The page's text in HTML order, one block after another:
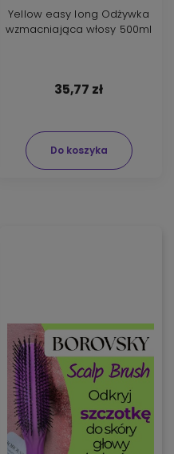
Yellow easy long Odżywka
wzmacniająca włosy 500ml
35,77 zł
Do koszyka